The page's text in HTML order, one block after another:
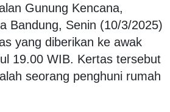
Gunung Kencana,
Bandung, Senin (10/3/2025)
yang diberikan ke awak
19.00 WIB. Kertas tersebut
seorang penghuni rumah